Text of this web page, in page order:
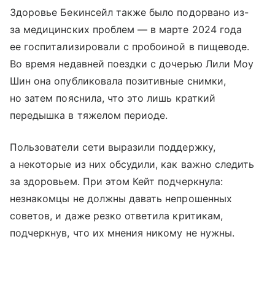
Здоровье Бекинсейл также было подорвано из-
за медицинских проблем — в марте 2024 года
ее госпитализировали с пробоиной в пищеводе.
Во время недавней поездки с дочерью Лили Моу
Шин она опубликовала позитивные снимки,
но затем пояснила, что это лишь краткий
передышка в тяжелом периоде.
Пользователи сети выразили поддержку,
а некоторые из них обсудили, как важно следить
за здоровьем. При этом Кейт подчеркнула:
незнакомцы не должны давать непрошенных
советов, и даже резко ответила критикам,
подчеркнув, что их мнения никому не нужны.